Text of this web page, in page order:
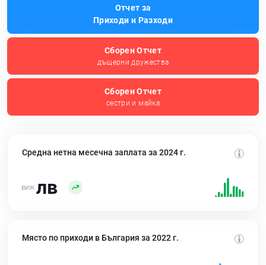
Отчет за
Приходи и Разходи
Сборен Отчет
дъщерни дружества
Сборен Отчет
сестри и майка
Средна нетна месечна заплата за 2024 г.
лв
Място по приходи в България за 2022 г.